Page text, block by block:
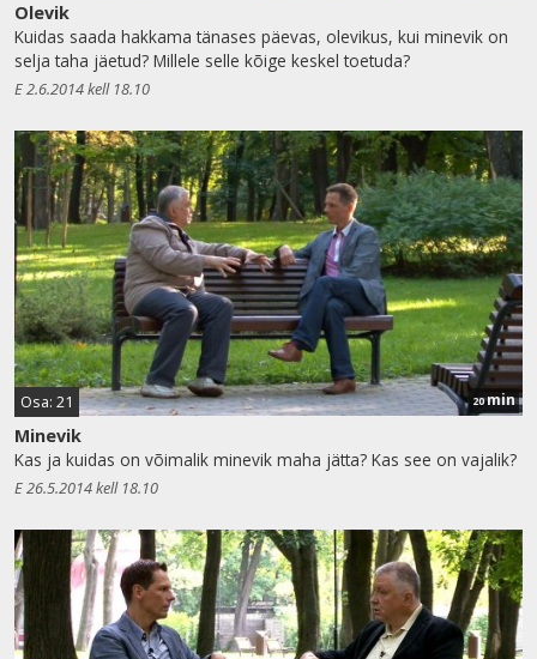
Olevik
Kuidas saada hakkama tänases päevas, olevikus, kui minevik on
selja taha jäetud? Millele selle kõige keskel toetuda?
E 2.6.2014 kell 18.10
Osa: 21 20min
Minevik
Kas ja kuidas on võimalik minevik maha jätta? Kas see on vajalik?
E 26.5.2014 kell 18.10